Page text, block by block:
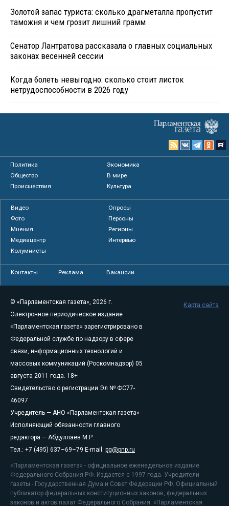
Золотой запас туриста: сколько драгметалла пропустит
таможня и чем грозит лишний грамм
Сенатор Лантратова рассказала о главных социальных
законах весенней сессии
Когда болеть невыгодно: сколько стоит листок
нетрудоспособности в 2026 году
Политика
Экономика
Общество
В мире
Происшествия
Культура
Видео
Опросы
Фото
Персоны
Мнения
Регионы
Медиацентр
Интервью
Колумнисты
Контакты Реклама Вакансии
© «Парламентская газета», 2026 г.
Электронное периодическое издание
«Парламентская газета» зарегистрировано в
Федеральной службе по надзору в сфере
связи, информационных технологий и
массовых коммуникаций (Роскомнадзор) 05
августа 2011 года. 18+
Свидетельство о регистрации Эл № ФС77-
46097
Учредитель — АНО «Парламентская газета»
Исполняющий обязанности главного
редактора — Абдуллаев М.Р.
Тел.: +7 (495) 637–69–79 E-mail: pg@pnp.ru
«Парламентская газета» - официальное еженедельное издание
Федерального Собрания РФ. Издается с 1997 года. Учредители
газеты - Государственная Дума и Совет Федерации РФ. Официальный
публикатор федеральных конституционных законов, федеральных
законов и актов палат Федерального Собрания. «Парламентская
Карта сайта